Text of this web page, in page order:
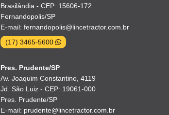
Brasilândia - CEP: 15606-172
Fernandopolis/SP
E-mail: fernandopolis@lincetractor.com.br
(17) 3465-5600
Pres. Prudente/SP
Av. Joaquim Constantino, 4119
Jd. São Luiz - CEP: 19061-000
Pres. Prudente/SP
E-mail: prudente@lincetractor.com.br